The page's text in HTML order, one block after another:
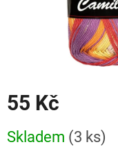
55 Kč
cena:
Skladem (3 ks)